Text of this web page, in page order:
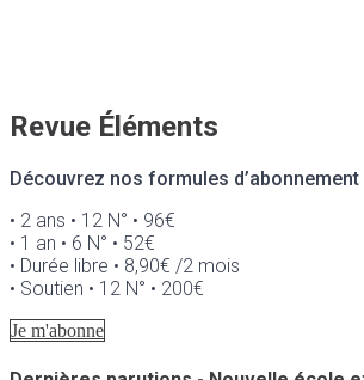
Revue Éléments
Découvrez nos formules d’abonnement
• 2 ans • 12 N° • 96€
• 1 an • 6 N° • 52€
• Durée libre • 8,90€ /2 mois
• Soutien • 12 N° • 200€
Je m'abonne